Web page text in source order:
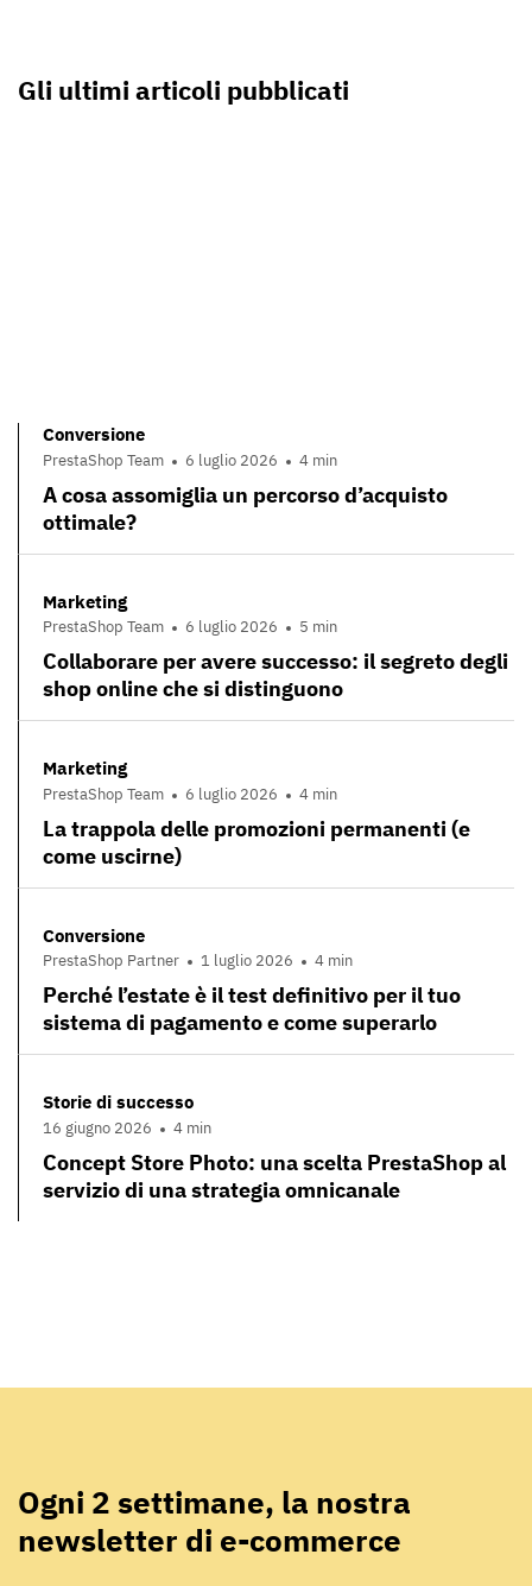
Gli ultimi articoli pubblicati
Conversione
PrestaShop Team 6 luglio 2026 4 min
A cosa assomiglia un percorso d’acquisto
ottimale?
Marketing
PrestaShop Team 6 luglio 2026 5 min
Collaborare per avere successo: il segreto degli
shop online che si distinguono
Marketing
PrestaShop Team 6 luglio 2026 4 min
La trappola delle promozioni permanenti (e
come uscirne)
Conversione
PrestaShop Partner 1 luglio 2026 4 min
Perché l’estate è il test definitivo per il tuo
sistema di pagamento e come superarlo
Storie di successo
16 giugno 2026 4 min
Concept Store Photo: una scelta PrestaShop al
servizio di una strategia omnicanale
Ogni 2 settimane, la nostra
newsletter di e-commerce